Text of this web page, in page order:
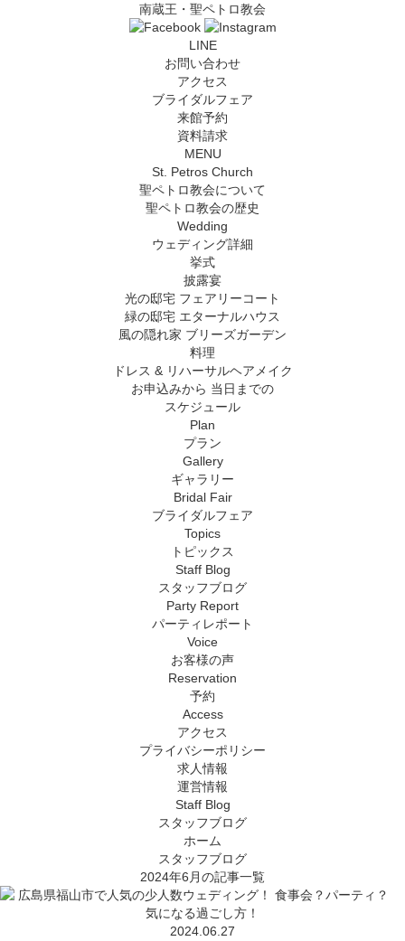
南蔵王・聖ペトロ教会
LINE
お問い合わせ
アクセス
ブライダルフェア
来館予約
資料請求
MENU
St. Petros Church
聖ペトロ教会について
聖ペトロ教会の歴史
Wedding
ウェディング詳細
挙式
披露宴
光の邸宅 フェアリーコート
緑の邸宅 エターナルハウス
風の隠れ家 ブリーズガーデン
料理
ドレス & リハーサルヘアメイク
お申込みから 当日までの
スケジュール
Plan
プラン
Gallery
ギャラリー
Bridal Fair
ブライダルフェア
Topics
トピックス
Staff Blog
スタッフブログ
Party Report
パーティレポート
Voice
お客様の声
Reservation
予約
Access
アクセス
プライバシーポリシー
求人情報
運営情報
Staff Blog
スタッフブログ
ホーム
スタッフブログ
2024年6月の記事一覧
2024.06.27